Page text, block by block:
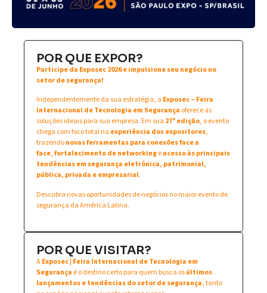
POR QUE EXPOR?
Participe da Exposec 2026 e impulsione seu negócio no
setor de segurança!
Independentemente da sua estratégia, a Exposec – Feira
Internacional de Tecnologia em Segurança oferece as
soluções ideais para sua empresa. Em sua 27ª edição, o evento
chega com foco total na experiência dos expositores,
trazendonovas ferramentas para conexões face a
face,fortalecimento de networkingeacesso às principais
tendências em segurança eletrônica, patrimonial,
pública, privada e empresarial.
Descubra novas oportunidades de negócios no maior evento de
segurança da América Latina.
POR QUE VISITAR?
AExposec | Feira Internacional de Tecnologia em
Segurança é o destino certo para quem busca osúltimos
lançamentos e tendências do setor de segurança, tanto